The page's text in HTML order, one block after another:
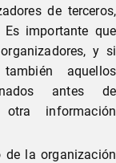
de terceros,
importante que
y si
aquellos
antes de
información
de la organización